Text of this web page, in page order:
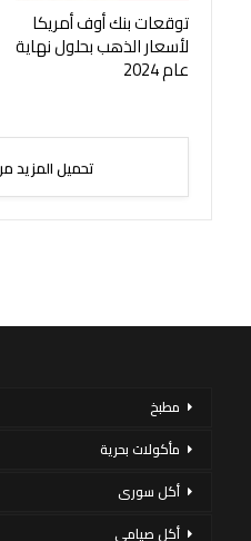
توقعات بنك أوف أمريكا
لأسعار الذهب بحلول نهاية
عام 2024
تحميل المزيد
مطبخ
مأكولات بحرية
أكل سورى
أكل صيامي